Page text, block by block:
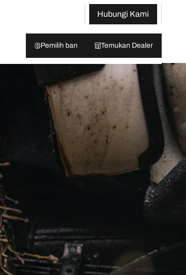
Hubungi Kami
Pemilih ban Temukan Dealer